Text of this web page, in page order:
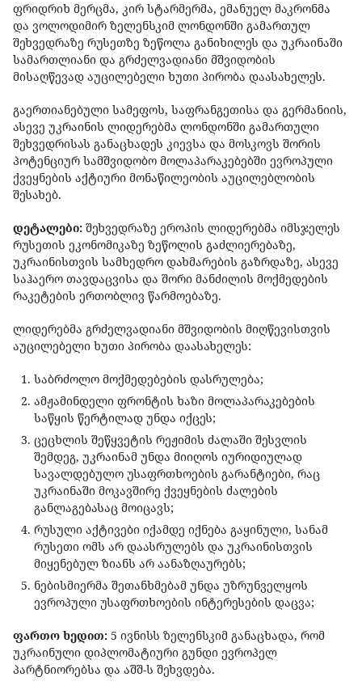
ფრიდრიხ მერცმა, კირ სტარმერმა, ემანუელ მაკრონმა
და ვოლოდიმირ ზელენსკიმ ლონდონში გამართულ
შეხვედრაზე რუსეთზე ზეწოლა განიხილეს და უკრაინაში
სამართლიანი და გრძელვადიანი მშვიდობის
მისაღწევად აუცილებელი ხუთი პირობა დაასახელეს.
გაერთიანებული სამეფოს, საფრანგეთისა და გერმანიის,
ასევე უკრაინის ლიდერებმა ლონდონში გამართული
შეხვედრისას განაცხადეს კიევსა და მოსკოვს შორის
პოტენციურ სამშვიდობო მოლაპარაკებებში ევროპული
ქვეყნების აქტიური მონაწილეობის აუცილებლობის
შესახებ.
დეტალები: შეხვედრაზე ეროპის ლიდერებმა იმსჯელეს
რუსეთის ეკონომიკაზე ზეწოლის გაძლიერებაზე,
უკრაინისთვის სამხედრო დახმარების გაზრდაზე, ასევე
საჰაერო თავდაცვისა და შორი მანძილის მოქმედების
რაკეტების ერთობლივ წარმოებაზე.
ლიდერებმა გრძელვადიანი მშვიდობის მიღწევისთვის
აუცილებელი ხუთი პირობა დაასახელეს:
საბრძოლო მოქმედებების დასრულება;
ამჟამინდელი ფრონტის ხაზი მოლაპარაკებების
საწყის წერტილად უნდა იქცეს;
ცეცხლის შეწყვეტის რეჟიმის ძალაში შესვლის
შემდეგ, უკრაინამ უნდა მიიღოს იურიდიულად
სავალდებულო უსაფრთხოების გარანტიები, რაც
უკრაინაში მოკავშირე ქვეყნების ძალების
განლაგებასაც მოიცავს;
რუსული აქტივები იქამდე იქნება გაყინული, სანამ
რუსეთი ომს არ დაასრულებს და უკრაინისთვის
მიყენებულ ზიანს არ აანაზღაურებს;
ნებისმიერმა შეთანხმებამ უნდა უზრუნველყოს
ევროპული უსაფრთხოების ინტერესების დაცვა;
ფართო ხედით: 5 ივნისს ზელენსკიმ განაცხადა, რომ
უკრაინული დიპლომატიური გუნდი ევროპელ
პარტნიორებსა და აშშ-ს შეხვდება.